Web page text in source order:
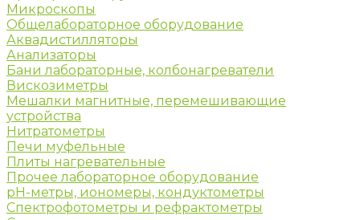
Микроскопы
Общелабораторное оборудование
Аквадистилляторы
Анализаторы
Бани лабораторные, колбонагреватели
Вискозиметры
Мешалки магнитные, перемешивающие
устройства
Нитратометры
Печи муфельные
Плиты нагревательные
Прочее лабораторное оборудование
рН-метры, иономеры, кондуктометры
Спектрофотометры и рефрактометры